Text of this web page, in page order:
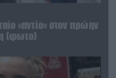
«αντίο» στον πρώην
(φωτο)